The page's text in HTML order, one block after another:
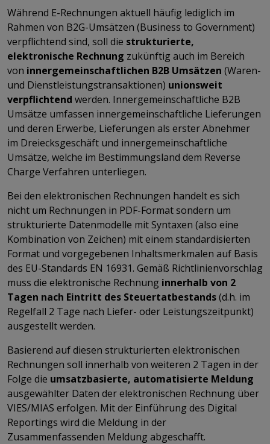
Während E-Rechnungen aktuell häufig lediglich im
Rahmen von B2G-Umsätzen (Business to Government)
verpflichtend sind, soll die strukturierte,
elektronische Rechnung zukünftig auch im Bereich
von innergemeinschaftlichen B2B Umsätzen (Waren-
und Dienstleistungstransaktionen) unionsweit
verpflichtend werden. Innergemeinschaftliche B2B
Umsätze umfassen innergemeinschaftliche Lieferungen
und deren Erwerbe, Lieferungen als erster Abnehmer
im Dreiecksgeschäft und innergemeinschaftliche
Umsätze, welche im Bestimmungsland dem Reverse
Charge Verfahren unterliegen.
Bei den elektronischen Rechnungen handelt es sich
nicht um Rechnungen in PDF-Format sondern um
strukturierte Datenmodelle mit Syntaxen (also eine
Kombination von Zeichen) mit einem standardisierten
Format und vorgegebenen Inhaltsmerkmalen auf Basis
des EU-Standards EN 16931. Gemäß Richtlinienvorschlag
muss die elektronische Rechnung innerhalb von 2
Tagen nach Eintritt des Steuertatbestands(d.h. im
Regelfall 2 Tage nach Liefer- oder Leistungszeitpunkt)
ausgestellt werden.
Basierend auf diesen strukturierten elektronischen
Rechnungen soll innerhalb von weiteren 2 Tagen in der
Folge die umsatzbasierte, automatisierte Meldung
ausgewählter Daten der elektronischen Rechnung über
VIES/MIAS erfolgen. Mit der Einführung des Digital
Reportings wird die Meldung in der
Zusammenfassenden Meldung abgeschafft.